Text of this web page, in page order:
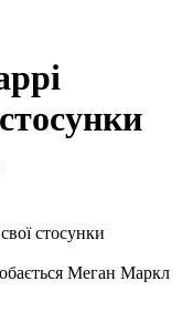
Меган Маркл